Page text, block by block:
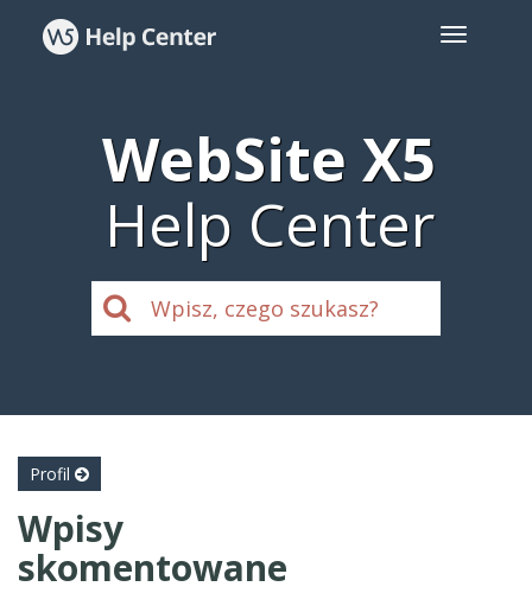
WebSite X5
Help Center
Profil
Wpisy
skomentowane